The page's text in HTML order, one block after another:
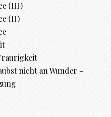
(III)
(II)
nicht an Wunder –